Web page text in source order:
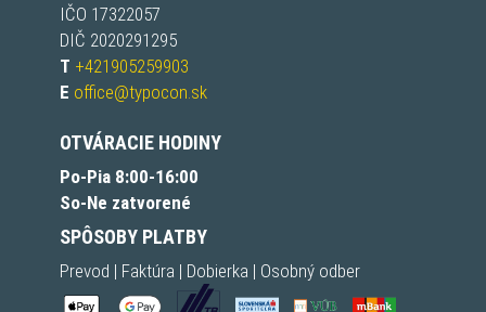
IČO 17322057
DIČ 2020291295
T +421905259903
E office@typocon.sk
OTVÁRACIE HODINY
Po-Pia 8:00-16:00
So-Ne zatvorené
SPÔSOBY PLATBY
Prevod | Faktúra | Dobierka | Osobný odber